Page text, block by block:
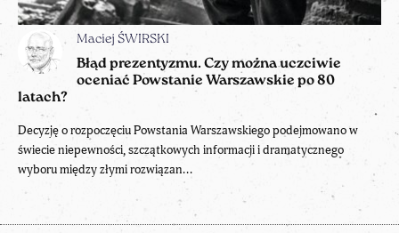
Maciej ŚWIRSKI
Błąd prezentyzmu. Czy można uczciwie
oceniać Powstanie Warszawskie po 80
latach?
Decyzję o rozpoczęciu Powstania Warszawskiego podejmowano w
świecie niepewności, szczątkowych informacji i dramatycznego
wyboru między złymi rozwiązan...